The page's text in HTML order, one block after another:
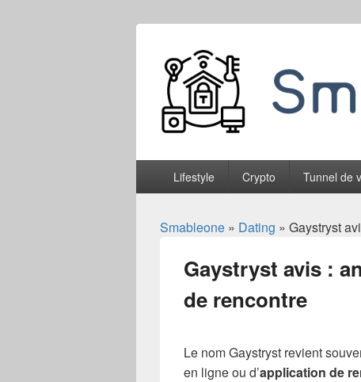
Smableone
principalLifestyle Crypto Tunnel de
Smableone » Dating » Gaystryst
Gaystryst avis :
de rencontre
Le nom Gaystryst revient
en ligne ou d’application de